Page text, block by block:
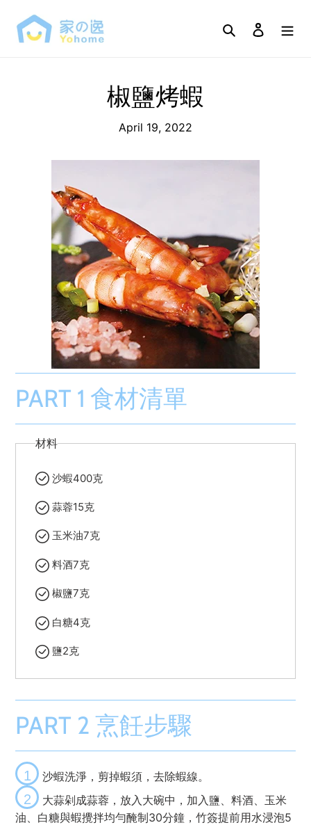
content
Search Log in
椒鹽烤蝦
April 19, 2022
PART 1 食材清單
材料
沙蝦400克
蒜蓉15克
玉米油7克
料酒7克
椒鹽7克
白糖4克
鹽2克
PART 2 烹飪步驟
1 沙蝦洗淨，剪掉蝦須，去除蝦線。
2
大蒜剁成蒜蓉，放入大碗中，加入鹽、料酒、玉米
油、白糖與蝦攪拌均勻醃制30分鐘，竹簽提前用水浸泡5